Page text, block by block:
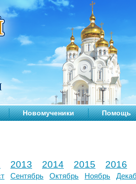
Новомученики Помощь
2013 2014 2015 2016
Сентябрь Октябрь Ноябрь